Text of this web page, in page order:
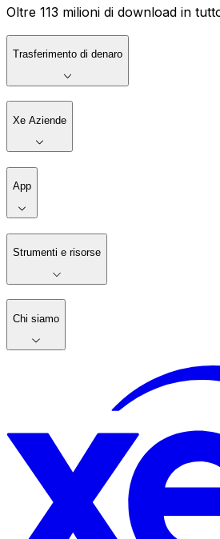
Oltre 113 milioni di download in
Trasferimento di denaro
Xe Aziende
App
Strumenti e risorse
Chi siamo